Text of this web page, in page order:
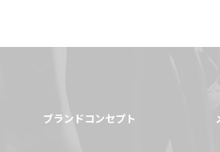
ブランドコンセプト